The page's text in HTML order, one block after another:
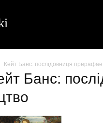
Кейт Банс: послідовниця
Банс: